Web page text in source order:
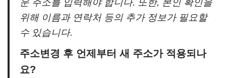
운 주소를 입력해야 합니다. 또한, 본인 확인을
위해 이름과 연락처 등의 추가 정보가 필요할
수 있습니다.
주소변경 후 언제부터 새 주소가 적용되나
요?